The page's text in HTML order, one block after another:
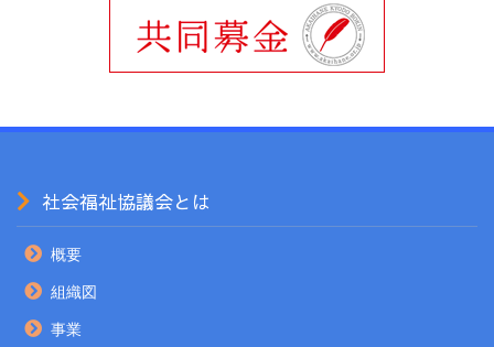
社会福祉協議会とは
概要
組織図
事業